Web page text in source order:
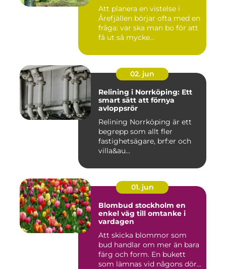
Att planera en vistelse i
Årefjällen börjar ofta med en
fråga: var ska man bo för att
få ut så mycke...
02. jun
Relining i Norrköping: Ett
smart sätt att förnya
avloppsrör
Relining Norrköping är ett
begrepp som allt fler
fastighetsägare, brf:er och
villa&au...
01. jun
Blombud stockholm en
enkel väg till omtanke i
vardagen
Att skicka blommor som
bud handlar om mer än bara
färg och form. En bukett
som lämnas vid någons dör...